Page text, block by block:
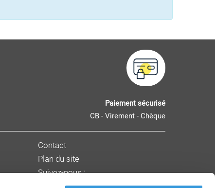
Paiement sécurisé
CB - Virement - Chèque
Contact
Plan du site
Suivez-nous :